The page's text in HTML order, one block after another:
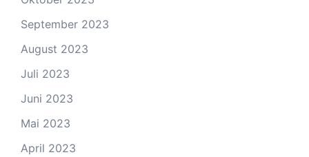
September 2023
August 2023
Juli 2023
Juni 2023
Mai 2023
April 2023